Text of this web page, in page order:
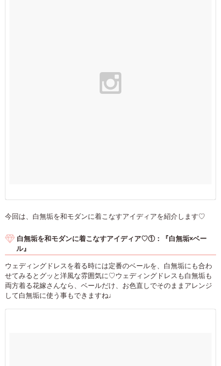
今回は、白無垢を和モダンに着こなすアイディアを紹介します♡
白無垢を和モダンに着こなすアイディア♡①：『白無垢×ベー
ル』
ウェディングドレスを着る時には定番のベールを、白無垢にも合わ
せてみるとグッと洋風な雰囲気に♡ウェディングドレスも白無垢も
両方着る花嫁さんなら、ベールだけ、お色直しでそのままアレンジ
して白無垢に使う事もできますね♩